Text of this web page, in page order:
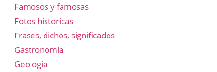
Famosos y famosas
Fotos historicas
Frases, dichos, significados
Gastronomía
Geología